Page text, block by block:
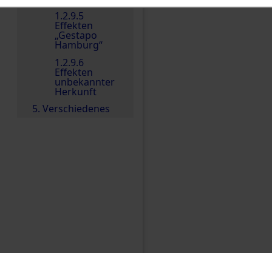
1.2.9.5
Effekten
„Gestapo
Hamburg“
1.2.9.6
Effekten
unbekannter
Herkunft
5. Verschiedenes